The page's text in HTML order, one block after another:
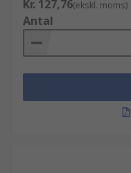
Kr. 127,76(ekskl. moms)
Antal